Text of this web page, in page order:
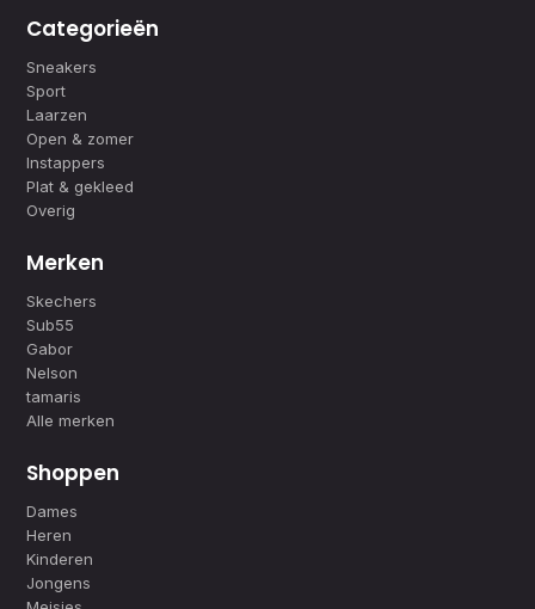
Categorieën
Sneakers
Sport
Laarzen
Open & zomer
Instappers
Plat & gekleed
Overig
Merken
Skechers
Sub55
Gabor
Nelson
tamaris
Alle merken
Shoppen
Dames
Heren
Kinderen
Jongens